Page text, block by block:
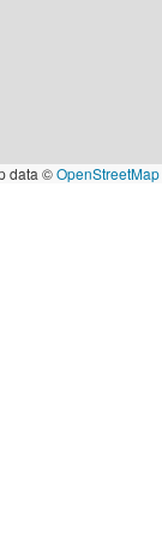
data ©OpenStreetMap